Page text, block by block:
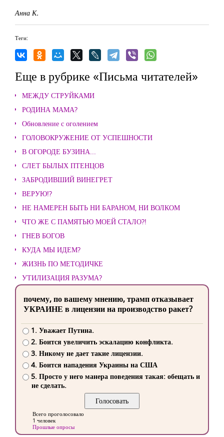
Анна К.
Теги:
Еще в рубрике «Письма читателей»
МЕЖДУ СТРУЙКАМИ
РОДИНА МАМА?
Обновление с оголением
ГОЛОВОКРУЖЕНИЕ ОТ УСПЕШНОСТИ
В ОГОРОДЕ БУЗИНА...
СЛЕТ БЫЛЫХ ПТЕНЦОВ
ЗАБРОДИВШИЙ ВИНЕГРЕТ
ВЕРУЮ!?
НЕ НАМЕРЕН БЫТЬ НИ БАРАНОМ, НИ ВОЛКОМ
ЧТО ЖЕ С ПАМЯТЬЮ МОЕЙ СТАЛО?!
ГНЕВ БОГОВ
КУДА МЫ ИДЕМ?
ЖИЗНЬ ПО МЕТОДИЧКЕ
УТИЛИЗАЦИЯ РАЗУМА?
почему, по вашему мнению, трамп отказывает
УКРАИНЕ в лицензии на производство ракет?
1. Уважает Путина.
2. Боится увеличить эскалацию конфликта.
3. Никому не дает такие лицензии.
4. Боится нападения Украины на США
5. Просто у него манера поведения такая: обещать и
не сделать.
Всего проголосовало
1 человек
Прошлые опросы